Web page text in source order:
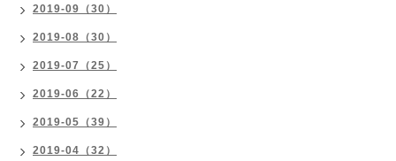
2019-09（30）
2019-08（30）
2019-07（25）
2019-06（22）
2019-05（39）
2019-04（32）